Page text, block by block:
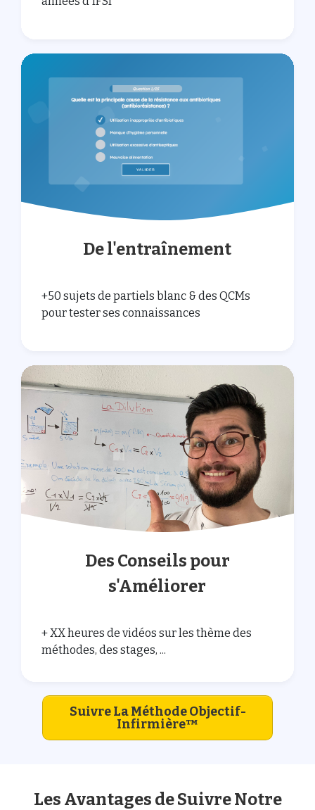
De l'entraînement
+50 sujets de partiels blanc & des QCMs
pour tester ses connaissances
Des Conseils pour
s'Améliorer
+ XX heures de vidéos sur les thème des
méthodes, des stages, ...
Suivre La Méthode Objectif-
Infirmière™
Les Avantages de Suivre Notre